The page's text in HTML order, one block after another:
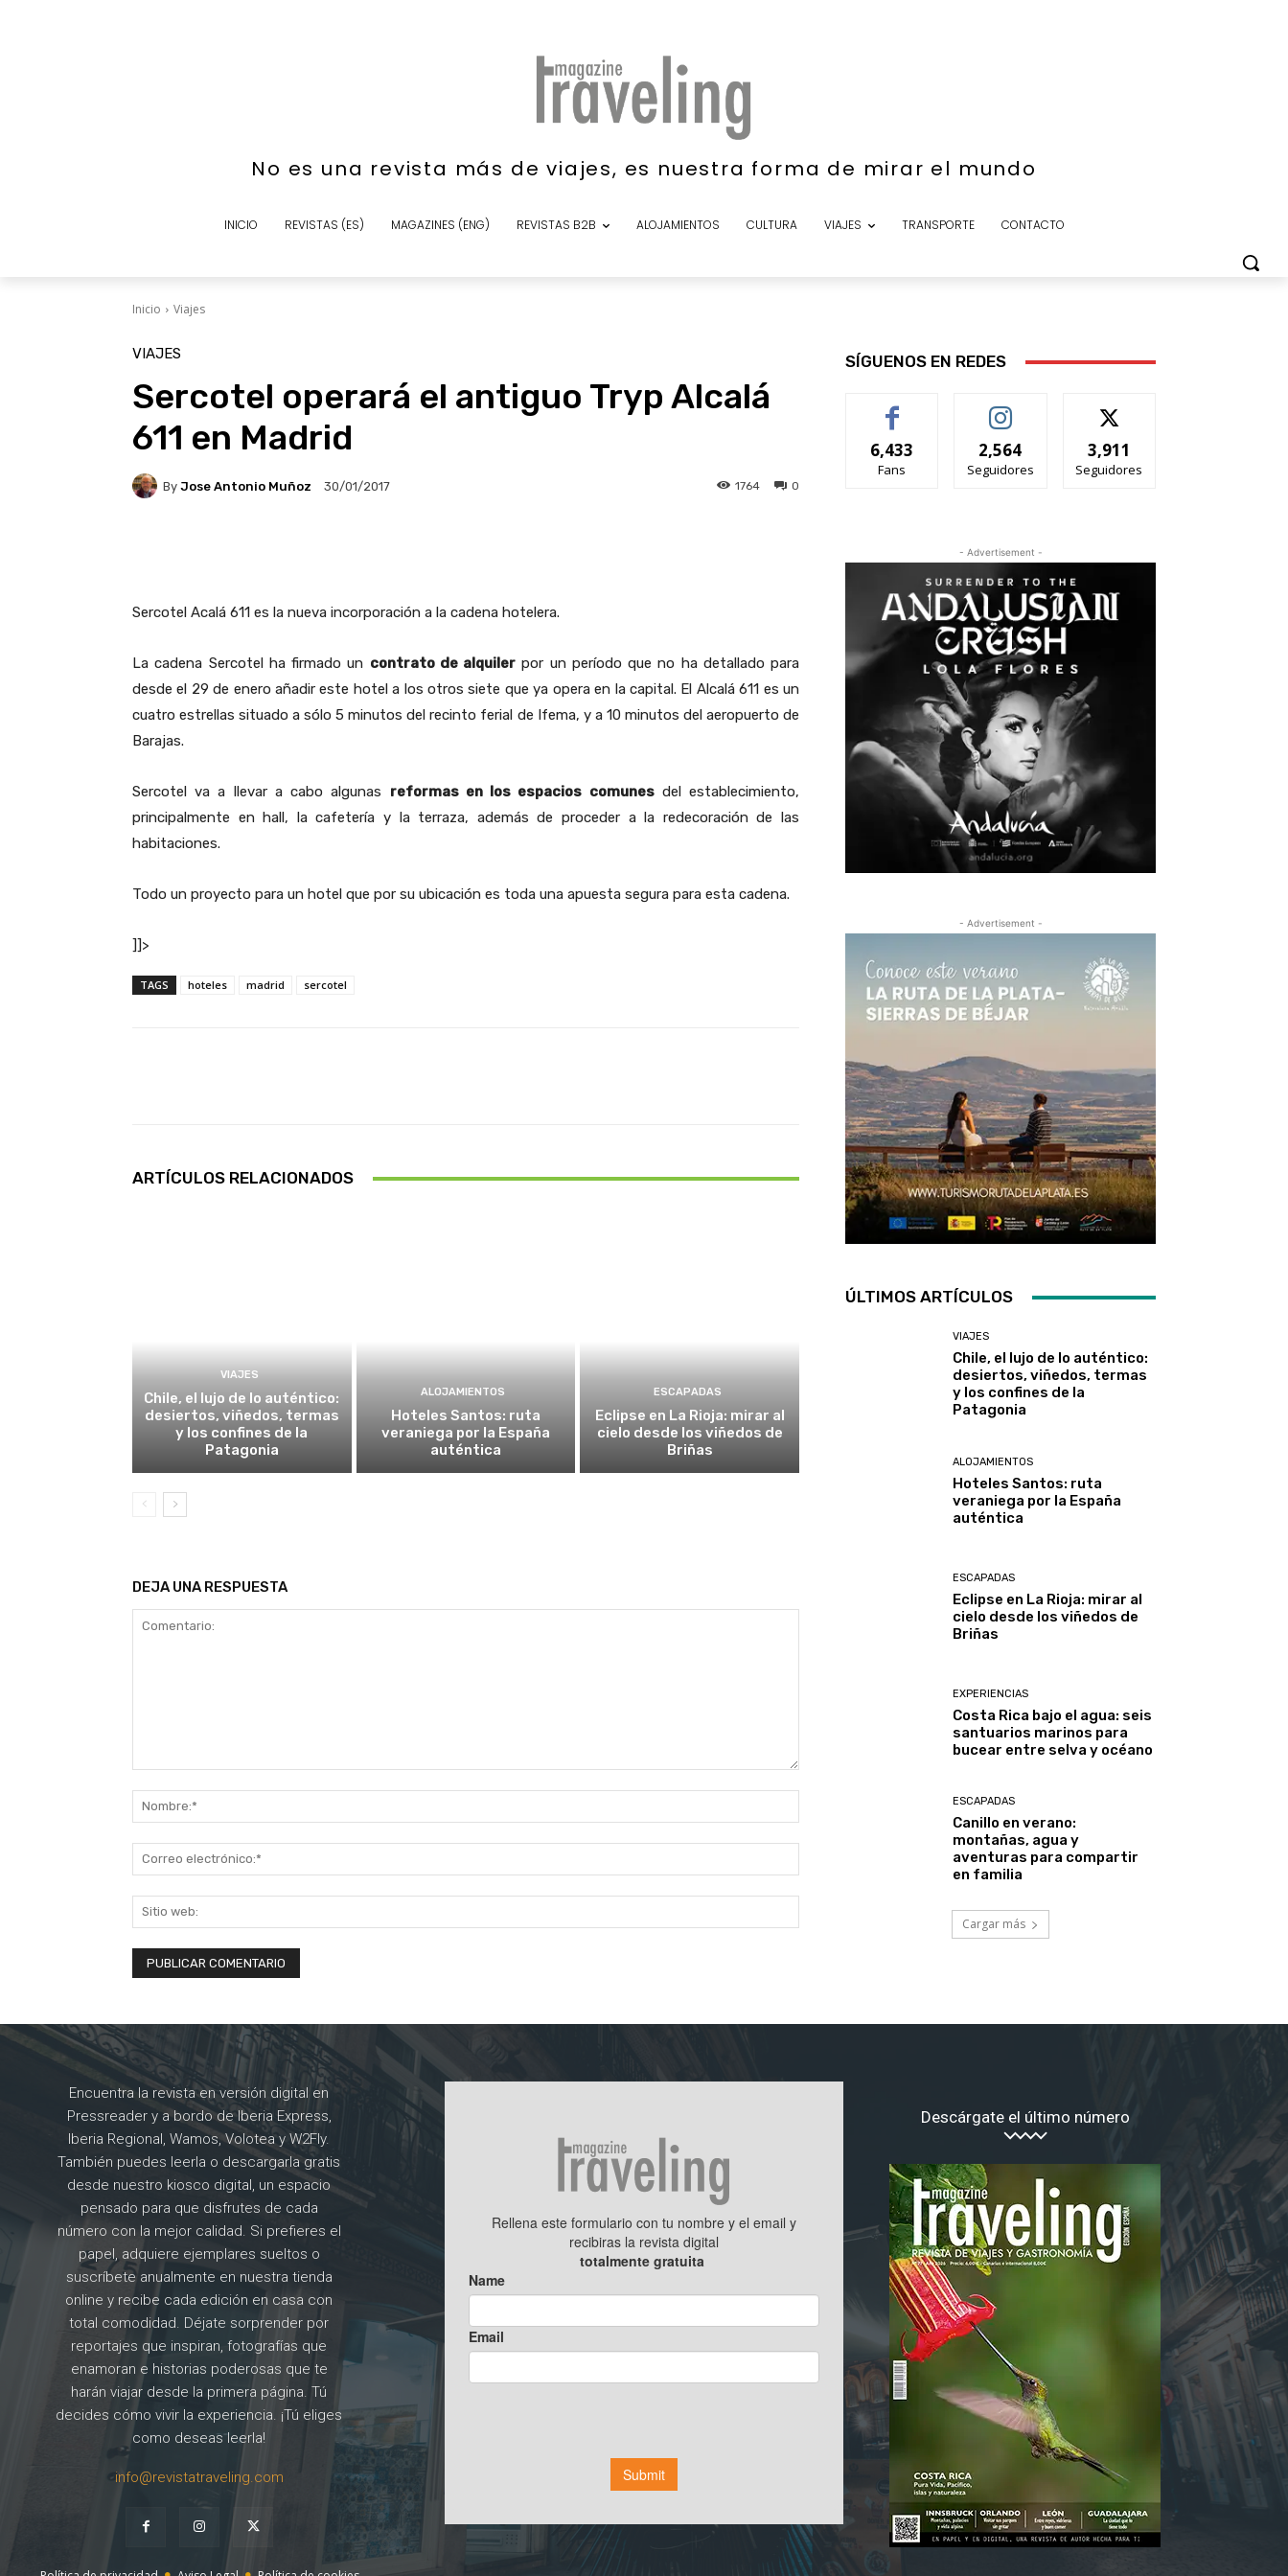
No es una revista más de viajes, es nuestra forma de mirar el mundo
INICIO REVISTAS (ES) MAGAZINES (ENG) REVISTAS B2B ALOJAMIENTOS CULTURA VIAJES TRANSPORTE CONTACTO
Inicio Viajes
VIAJES
Sercotel operará el antiguo Tryp Alcalá
611 en Madrid
By Jose Antonio Muñoz 30/01/2017 0
1764
Sercotel Acalá 611 es la nueva incorporación a la cadena hotelera.
La cadena Sercotel ha firmado un contrato de alquiler por un período que no ha detallado para
desde el 29 de enero añadir este hotel a los otros siete que ya opera en la capital. El Alcalá 611 es un
cuatro estrellas situado a sólo 5 minutos del recinto ferial de Ifema, y a 10 minutos del aeropuerto de
Barajas.
Sercotel va a llevar a cabo algunas reformas en los espacios comunesdel establecimiento,
principalmente en hall, la cafetería y la terraza, además de proceder a la redecoración de las
habitaciones.
Todo un proyecto para un hotel que por su ubicación es toda una apuesta segura para esta cadena.
]]>
TAGS hoteles madrid sercotel
ARTÍCULOS RELACIONADOS
VIAJES
Chile, el lujo de lo auténtico:
desiertos, viñedos, termas
y los confines de la
Patagonia
ALOJAMIENTOS
Hoteles Santos: ruta
veraniega por la España
auténtica
ESCAPADAS
Eclipse en La Rioja: mirar al
cielo desde los viñedos de
Briñas
DEJA UNA RESPUESTA
electrónico:*
web:
SÍGUENOS EN REDES
6,433
Fans
2,564
Seguidores
3,911
Seguidores
- Advertisement -
- Advertisement -
ÚLTIMOS ARTÍCULOS
VIAJES
Chile, el lujo de lo auténtico:
desiertos, viñedos, termas
y los confines de la
Patagonia
ALOJAMIENTOS
Hoteles Santos: ruta
veraniega por la España
auténtica
ESCAPADAS
Eclipse en La Rioja: mirar al
cielo desde los viñedos de
Briñas
EXPERIENCIAS
Costa Rica bajo el agua: seis
santuarios marinos para
bucear entre selva y océano
ESCAPADAS
Canillo en verano:
montañas, agua y
aventuras para compartir
en familia
Cargar más
Encuentra la revista en versión digital en
Pressreader y a bordo de Iberia Express,
Iberia Regional, Wamos, Volotea y W2Fly.
También puedes leerla o descargarla gratis
desde nuestro kiosco digital, un espacio
pensado para que disfrutes de cada
número con la mejor calidad. Si prefieres el
papel, adquiere ejemplares sueltos o
suscríbete anualmente en nuestra tienda
online y recibe cada edición en casa con
total comodidad. Déjate sorprender por
reportajes que inspiran, fotografías que
enamoran e historias poderosas que te
harán viajar desde la primera página. Tú
decides cómo vivir la experiencia. ¡Tú eliges
como deseas leerla!
info@revistatraveling.com
Descárgate el último número